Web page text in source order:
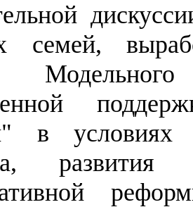
семей,
в условиях